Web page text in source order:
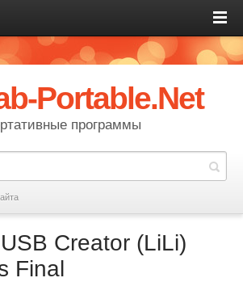
Portable.Net
программы
Creator (LiLi)
Final